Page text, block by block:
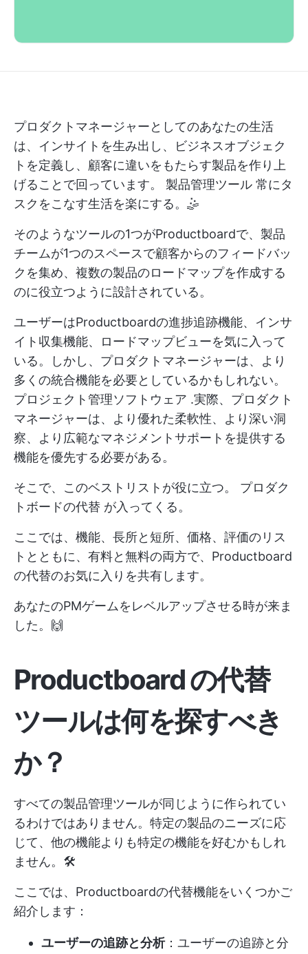
プロダクトマネージャーとしてのあなたの生活
は、インサイトを生み出し、ビジネスオブジェク
トを定義し、顧客に違いをもたらす製品を作り上
げることで回っています。 製品管理ツール 常にタ
スクをこなす生活を楽にする。🤹
そのようなツールの1つがProductboardで、製品
チームが1つのスペースで顧客からのフィードバッ
クを集め、複数の製品のロードマップを作成する
のに役立つように設計されている。
ユーザーはProductboardの進捗追跡機能、インサ
イト収集機能、ロードマップビューを気に入って
いる。しかし、プロダクトマネージャーは、より
多くの統合機能を必要としているかもしれない。
プロジェクト管理ソフトウェア .実際、プロダクト
マネージャーは、より優れた柔軟性、より深い洞
察、より広範なマネジメントサポートを提供する
機能を優先する必要がある。
そこで、このベストリストが役に立つ。 プロダク
トボードの代替 が入ってくる。
ここでは、機能、長所と短所、価格、評価のリス
トとともに、有料と無料の両方で、Productboard
の代替のお気に入りを共有します。
あなたのPMゲームをレベルアップさせる時が来ま
した。🙌
Productboard の代替
ツールは何を探すべき
か？
すべての製品管理ツールが同じように作られてい
るわけではありません。特定の製品のニーズに応
じて、他の機能よりも特定の機能を好むかもしれ
ません。🛠️
ここでは、Productboardの代替機能をいくつかご
紹介します：
ユーザーの追跡と分析：ユーザーの追跡と分